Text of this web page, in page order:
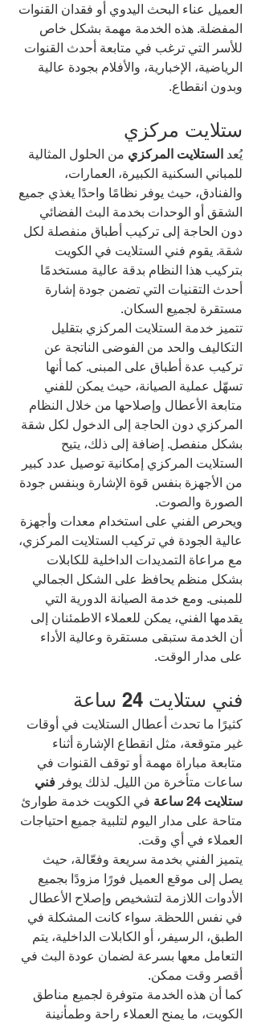
العميل عناء البحث اليدوي أو فقدان القنوات
المفضلة. هذه الخدمة مهمة بشكل خاص
للأسر التي ترغب في متابعة أحدث القنوات
الرياضية، الإخبارية، والأفلام بجودة عالية
وبدون انقطاع.
ستلايت مركزي
يُعد الستلايت المركزي من الحلول المثالية
للمباني السكنية الكبيرة، العمارات،
والفنادق، حيث يوفر نظامًا واحدًا يغذي جميع
الشقق أو الوحدات بخدمة البث الفضائي
دون الحاجة إلى تركيب أطباق منفصلة لكل
شقة. يقوم فني الستلايت في الكويت
بتركيب هذا النظام بدقة عالية مستخدمًا
أحدث التقنيات التي تضمن جودة إشارة
مستقرة لجميع السكان.
تتميز خدمة الستلايت المركزي بتقليل
التكاليف والحد من الفوضى الناتجة عن
تركيب عدة أطباق على المبنى. كما أنها
تسهّل عملية الصيانة، حيث يمكن للفني
متابعة الأعطال وإصلاحها من خلال النظام
المركزي دون الحاجة إلى الدخول لكل شقة
بشكل منفصل. إضافة إلى ذلك، يتيح
الستلايت المركزي إمكانية توصيل عدد كبير
من الأجهزة بنفس قوة الإشارة وبنفس جودة
الصورة والصوت.
ويحرص الفني على استخدام معدات وأجهزة
عالية الجودة في تركيب الستلايت المركزي،
مع مراعاة التمديدات الداخلية للكابلات
بشكل منظم يحافظ على الشكل الجمالي
للمبنى. ومع خدمة الصيانة الدورية التي
يقدمها الفني، يمكن للعملاء الاطمئنان إلى
أن الخدمة ستبقى مستقرة وعالية الأداء
على مدار الوقت.
فني ستلايت 24 ساعة
كثيرًا ما تحدث أعطال الستلايت في أوقات
غير متوقعة، مثل انقطاع الإشارة أثناء
متابعة مباراة مهمة أو توقف القنوات في
ساعات متأخرة من الليل. لذلك يوفر فني
ستلايت 24 ساعة
في الكويت خدمة طوارئ
متاحة على مدار اليوم لتلبية جميع احتياجات
العملاء في أي وقت.
يتميز الفني بخدمة سريعة وفعّالة، حيث
يصل إلى موقع العميل فورًا مزودًا بجميع
الأدوات اللازمة لتشخيص وإصلاح الأعطال
في نفس اللحظة. سواء كانت المشكلة في
الطبق، الرسيفر، أو الكابلات الداخلية، يتم
التعامل معها بسرعة لضمان عودة البث في
أقصر وقت ممكن.
كما أن هذه الخدمة متوفرة لجميع مناطق
الكويت، ما يمنح العملاء راحة وطمأنينة